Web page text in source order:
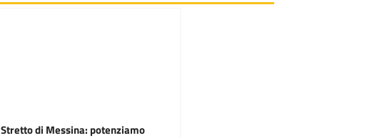
Stretto di Messina: potenziamo